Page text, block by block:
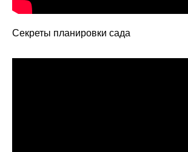
Секреты планировки сада